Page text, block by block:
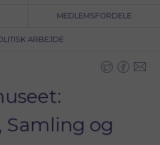
MEDLEMSFORDELE
ARBEJDE
Samling og